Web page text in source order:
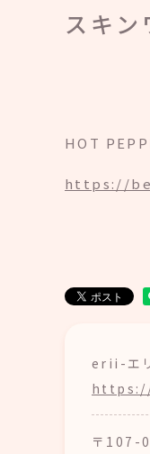
スキ
HOT
https://
erii-エ
〒107-